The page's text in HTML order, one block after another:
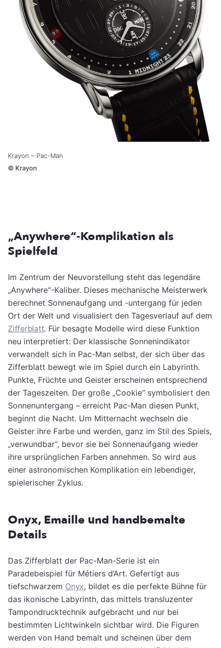
Krayon – Pac-Man
© Krayon
„Anywhere“-Komplikation als
Spielfeld
Im Zentrum der Neuvorstellung steht das legendäre
„Anywhere“-Kaliber. Dieses mechanische Meisterwerk
berechnet Sonnenaufgang und -untergang für jeden
Ort der Welt und visualisiert den Tagesverlauf auf dem
Zifferblatt. Für besagte Modelle wird diese Funktion
neu interpretiert: Der klassische Sonnenindikator
verwandelt sich in Pac-Man selbst, der sich über das
Zifferblatt bewegt wie im Spiel durch ein Labyrinth.
Punkte, Früchte und Geister erscheinen entsprechend
der Tageszeiten. Der große „Cookie“ symbolisiert den
Sonnenuntergang – erreicht Pac-Man diesen Punkt,
beginnt die Nacht. Um Mitternacht wechseln die
Geister ihre Farbe und werden, ganz im Stil des Spiels,
„verwundbar“, bevor sie bei Sonnenaufgang wieder
ihre ursprünglichen Farben annehmen. So wird aus
einer astronomischen Komplikation ein lebendiger,
spielerischer Zyklus.
Onyx, Emaille und handbemalte
Details
Das Zifferblatt der Pac-Man-Serie ist ein
Paradebeispiel für Métiers d’Art. Gefertigt aus
tiefschwarzem Onyx, bildet es die perfekte Bühne für
das ikonische Labyrinth, das mittels transluzenter
Tampondrucktechnik aufgebracht und nur bei
bestimmten Lichtwinkeln sichtbar wird. Die Figuren
werden von Hand bemalt und scheinen über dem